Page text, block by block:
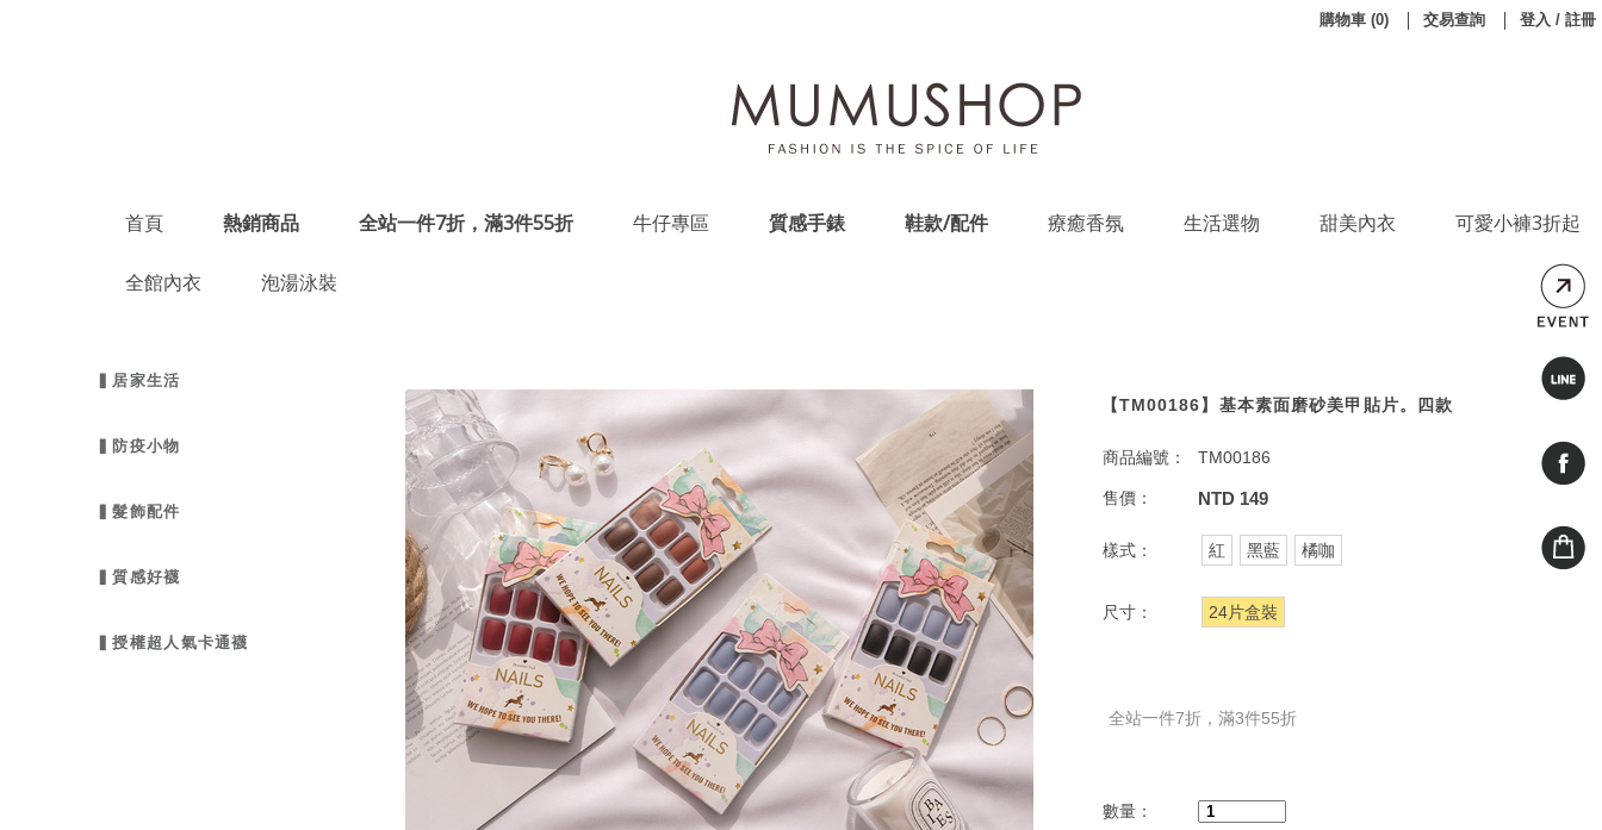
首頁 熱銷商品 全站一件7折，滿3件55折 牛仔專區 質感手錶 鞋款/配件 療癒香氛 生活選物 甜美內衣 可愛小褲3折起
全館內衣 泡湯泳裝
購物車 (0) 交易查詢 登入 / 註冊
▍居家生活
▍防疫小物
▍髮飾配件
▍質感好襪
▍授權超人氣卡通襪
【TM00186】基本素面磨砂美甲貼片。四款
商品編號： TM00186
售價： NTD 149
樣式： 紅 黑藍 橘咖
尺寸： 24片盒裝
全站一件7折，滿3件55折
數量：